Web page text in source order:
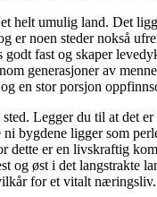
helt umulig land. Det
er noen steder nokså
fast og skaper
generasjoner av
en stor porsjon
Legger du til at det
bygdene ligger som
dette er en livskraftig
og øst i det langstrakte
for et vitalt næringsliv.